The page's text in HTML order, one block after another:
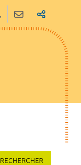
RECHERCHER